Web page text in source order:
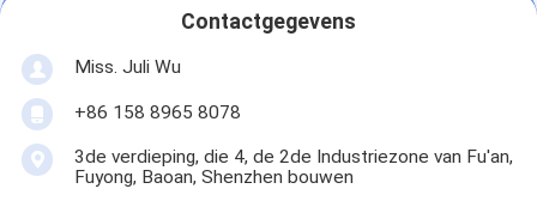
Contactgegevens
Miss. Juli Wu
+86 158 8965 8078
3de verdieping, die 4, de 2de Industriezone van Fu'an,
Fuyong, Baoan, Shenzhen bouwen